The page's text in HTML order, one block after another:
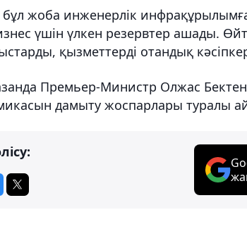
жоба инженерлік инфрақұрылымға
үшін үлкен резервтер ашады.
қызметтерді отандық
Премьер-Министр Олжас
дамыту жоспарлары туралы